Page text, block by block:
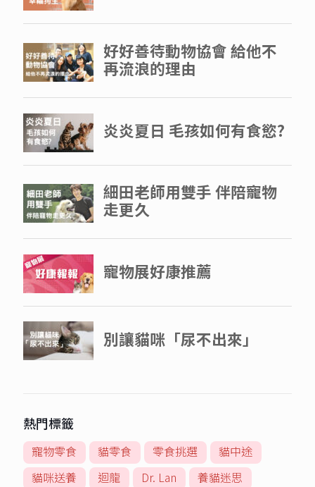
熱門標籤
寵物零食 貓零食 零食挑選
貓中途
貓咪送養
迴龍 Dr. Lan
養貓迷思